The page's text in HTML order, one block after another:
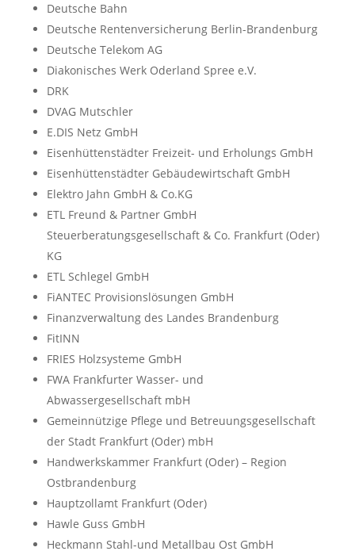
Deutsche Bahn
Deutsche Rentenversicherung Berlin-Brandenburg
Deutsche Telekom AG
Diakonisches Werk Oderland Spree e.V.
DRK
DVAG Mutschler
E.DIS Netz GmbH
Eisenhüttenstädter Freizeit- und Erholungs GmbH
Eisenhüttenstädter Gebäudewirtschaft GmbH
Elektro Jahn GmbH & Co.KG
ETL Freund & Partner GmbH
Steuerberatungsgesellschaft & Co. Frankfurt (Oder)
KG
ETL Schlegel GmbH
FiANTEC Provisionslösungen GmbH
Finanzverwaltung des Landes Brandenburg
FitINN
FRIES Holzsysteme GmbH
FWA Frankfurter Wasser- und
Abwassergesellschaft mbH
Gemeinnützige Pflege und Betreuungsgesellschaft
der Stadt Frankfurt (Oder) mbH
Handwerkskammer Frankfurt (Oder) – Region
Ostbrandenburg
Hauptzollamt Frankfurt (Oder)
Hawle Guss GmbH
Heckmann Stahl-und Metallbau Ost GmbH